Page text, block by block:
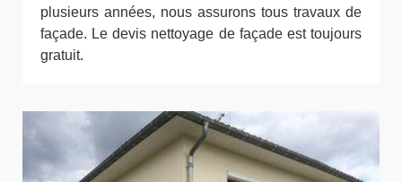
plusieurs années, nous assurons tous travaux de
façade. Le devis nettoyage de façade est toujours
gratuit.